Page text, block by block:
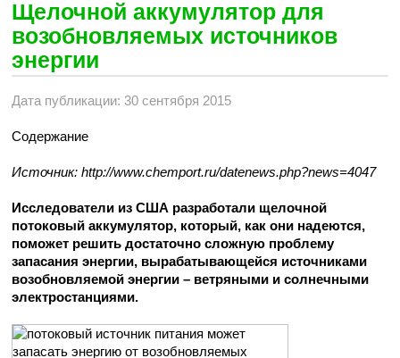
Щелочной аккумулятор для
возобновляемых источников
энергии
Дата публикации: 30 сентября 2015
Содержание
Источник: http://www.chemport.ru/datenews.php?news=4047
Исследователи из США разработали щелочной
потоковый аккумулятор, который, как они надеются,
поможет решить достаточно сложную проблему
запасания энергии, вырабатывающейся источниками
возобновляемой энергии – ветряными и солнечными
электростанциями.